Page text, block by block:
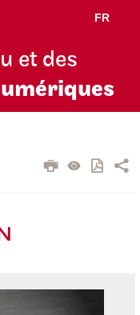
FR
et des